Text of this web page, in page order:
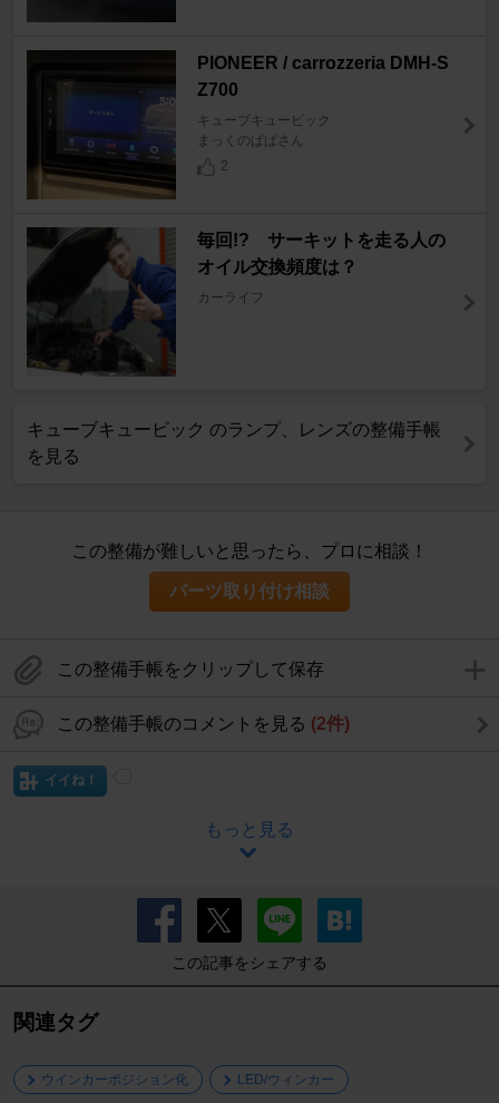
PIONEER / carrozzeria DMH-S
Z700
キューブキュービック
まっくのぱぱさん
2
毎回!? サーキットを走る人の
オイル交換頻度は？
カーライフ
キューブキュービック のランプ、レンズの整備手帳
を見る
この整備が難しいと思ったら、プロに相談！
パーツ取り付け相談
この整備手帳をクリップして保存
この整備手帳のコメントを見る (2件)
イイね！
もっと見る
この記事をシェアする
関連タグ
ウインカーポジション化 LED/ウィンカー